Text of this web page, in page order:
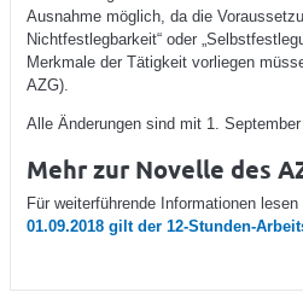
Ausnahme möglich, da die
Nichtfestlegbarkeit“ oder
Merkmale der Tätigkeit vorliegen
AZG).
Alle Änderungen sind mit 1.
Mehr zur Novelle des
Für weiterführende Informationen
01.09.2018 gilt der 12-Stunden-